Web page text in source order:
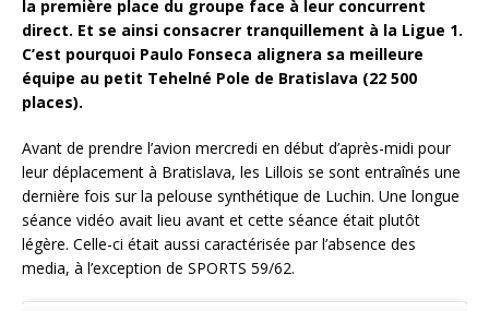
la première place du groupe face à leur concurrent
direct. Et se ainsi consacrer tranquillement à la Ligue 1.
C’est pourquoi Paulo Fonseca alignera sa meilleure
équipe au petit Tehelné Pole de Bratislava (22 500
places).
Avant de prendre l’avion mercredi en début d’après-midi pour
leur déplacement à Bratislava, les Lillois se sont entraînés une
dernière fois sur la pelouse synthétique de Luchin. Une longue
séance vidéo avait lieu avant et cette séance était plutôt
légère. Celle-ci était aussi caractérisée par l’absence des
media, à l’exception de SPORTS 59/62.